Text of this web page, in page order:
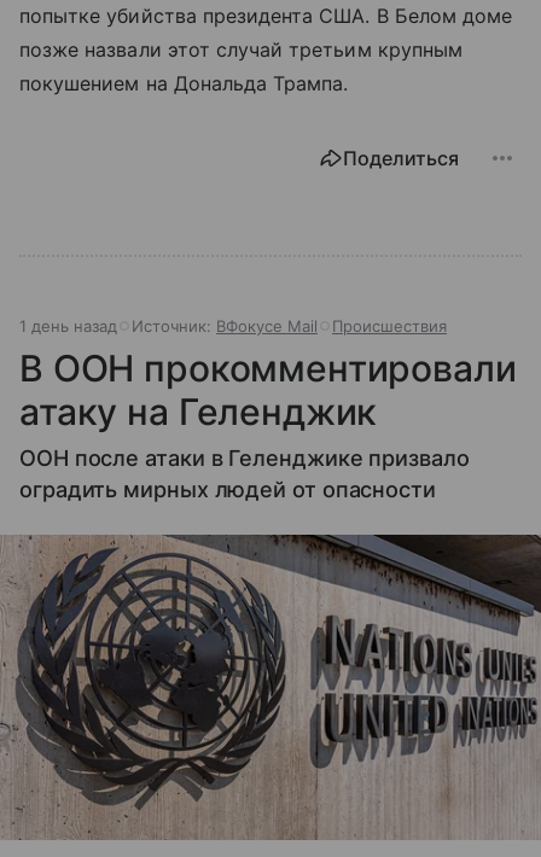
попытке убийства президента США. В Белом доме
позже назвали этот случай третьим крупным
покушением на Дональда Трампа.
Поделиться
1 день назад Источник: ВФокусе Mail Происшествия
В ООН прокомментировали
атаку на Геленджик
ООН после атаки в Геленджике призвало
оградить мирных людей от опасности